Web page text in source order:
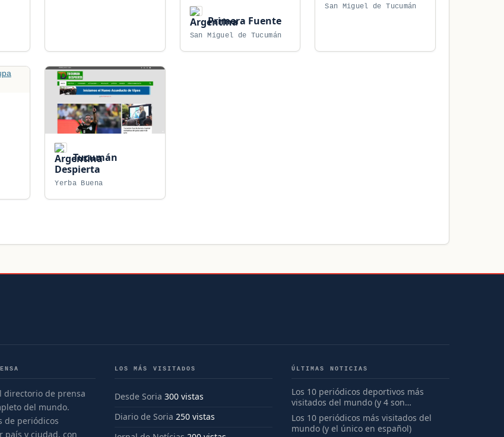
Primera Fuente
San Miguel de Tucumán
San Miguel de Tucumán
Tucumán
Despierta
Yerba Buena
directorio de prensa
del mundo.
de periódicos
país y ciudad, con
LOS MÁS VISITADOS
Desde Soria 300 vistas
Diario de Soria 250 vistas
ÚLTIMAS NOTICIAS
Los 10 periódicos deportivos más
visitados del mundo (y 4 son
españoles)
Los 10 periódicos más visitados del
mundo (y el único en español)